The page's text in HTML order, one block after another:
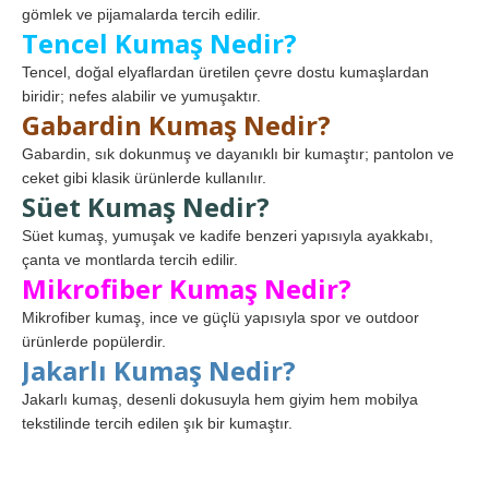
gömlek ve pijamalarda tercih edilir.
Tencel Kumaş Nedir?
Tencel, doğal elyaflardan üretilen çevre dostu kumaşlardan
biridir; nefes alabilir ve yumuşaktır.
Gabardin Kumaş Nedir?
Gabardin, sık dokunmuş ve dayanıklı bir kumaştır; pantolon ve
ceket gibi klasik ürünlerde kullanılır.
Süet Kumaş Nedir?
Süet kumaş, yumuşak ve kadife benzeri yapısıyla ayakkabı,
çanta ve montlarda tercih edilir.
Mikrofiber Kumaş Nedir?
Mikrofiber kumaş, ince ve güçlü yapısıyla spor ve outdoor
ürünlerde popülerdir.
Jakarlı Kumaş Nedir?
Jakarlı kumaş, desenli dokusuyla hem giyim hem mobilya
tekstilinde tercih edilen şık bir kumaştır.